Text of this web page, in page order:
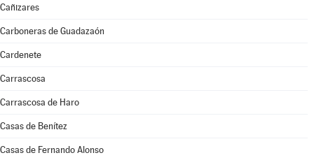
Cañizares
Carboneras de Guadazaón
Cardenete
Carrascosa
Carrascosa de Haro
Casas de Benítez
Casas de Fernando Alonso